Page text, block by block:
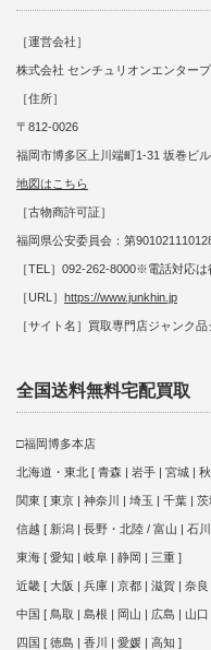
［運営会社］
株式会社 センチュリオンエンター
［住所］
〒812-0026
福岡市博多区上川端町1-31 坂巻ビ
地図はこちら
［古物商許可証］
福岡県公安委員会：第
［TEL］092-262-8000※電話対応は
［URL］ https://www.junkhin.jp
［サイト名］買取専門店ジャンク品
全国送料無料宅配買取
□福岡博多本店
北海道・東北 [ 青森 | 岩手 | 宮城 |
関東 [ 東京 | 神奈川 | 埼玉 | 千葉 |
信越 [ 新潟 | 長野・北陸 / 富山 | 石
東海 [ 愛知 | 岐阜 | 静岡 | 三重 ]
近畿 [ 大阪 | 兵庫 | 京都 | 滋賀 | 奈
中国 [ 鳥取 | 島根 | 岡山 | 広島 | 山口
四国 [ 徳島 | 香川 | 愛媛 | 高知 ]